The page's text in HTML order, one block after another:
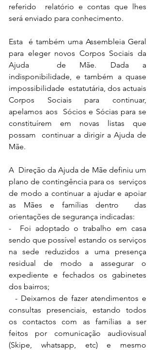
referido  relatório e contas que lhes
será enviado para conhecimento.
Esta  é também uma Assembleia Geral
para eleger novos Corpos Sociais da
Ajuda  de Mãe. Dada a
indisponibilidade, e também a quase
impossibilidade  estatutária, dos actuais
Corpos Sociais para continuar,
apelamos aos  Sócios e Sócias para se
constituírem em novas listas que
possam  continuar a dirigir a Ajuda de
Mãe.
A  Direção da Ajuda de Mãe definiu um
plano de contingência para os  serviços
de modo a continuar a ajudar e apoiar
as Mães e famílias dentro  das
orientações de segurança indicadas:
-  Foi adoptado o trabalho em casa
sendo que possível estando os serviços
na sede reduzidos a uma presença
residual de modo a assegurar o
expediente e fechados os gabinetes
dos bairros;
  - Deixamos de fazer atendimentos e
consultas presenciais, estando todos
os contactos com as famílias a ser
feitos por comunicação audiovisual
(Skipe, whatsapp, etc) e mesmo